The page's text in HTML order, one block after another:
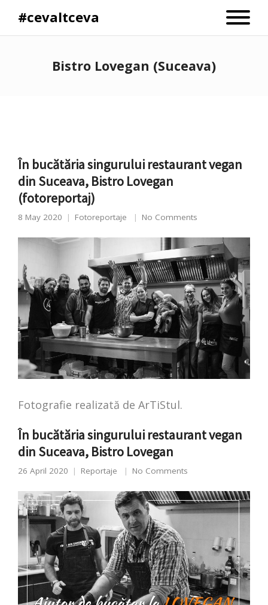
#cevaltceva
Bistro Lovegan (Suceava)
În bucătăria singurului restaurant vegan
din Suceava, Bistro Lovegan
(fotoreportaj)
8 May 2020 Fotoreportaje No Comments
Fotografie realizată de ArTiStul.
În bucătăria singurului restaurant vegan
din Suceava, Bistro Lovegan
26 April 2020 Reportaje No Comments